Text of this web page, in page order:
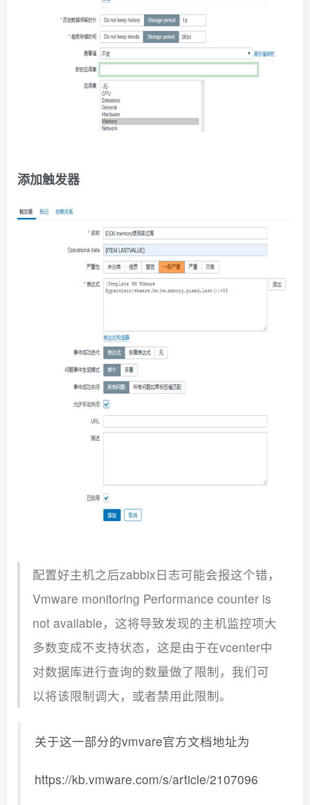
添加触发器
配置好主机之后zabbix日志可能会报这个错，
Vmware monitoring Performance counter is
not available，这将导致发现的主机监控项大
多数变成不支持状态，这是由于在vcenter中
对数据库进行查询的数量做了限制，我们可
以将该限制调大，或者禁用此限制。
关于这一部分的vmvare官方文档地址为
https://kb.vmware.com/s/article/2107096